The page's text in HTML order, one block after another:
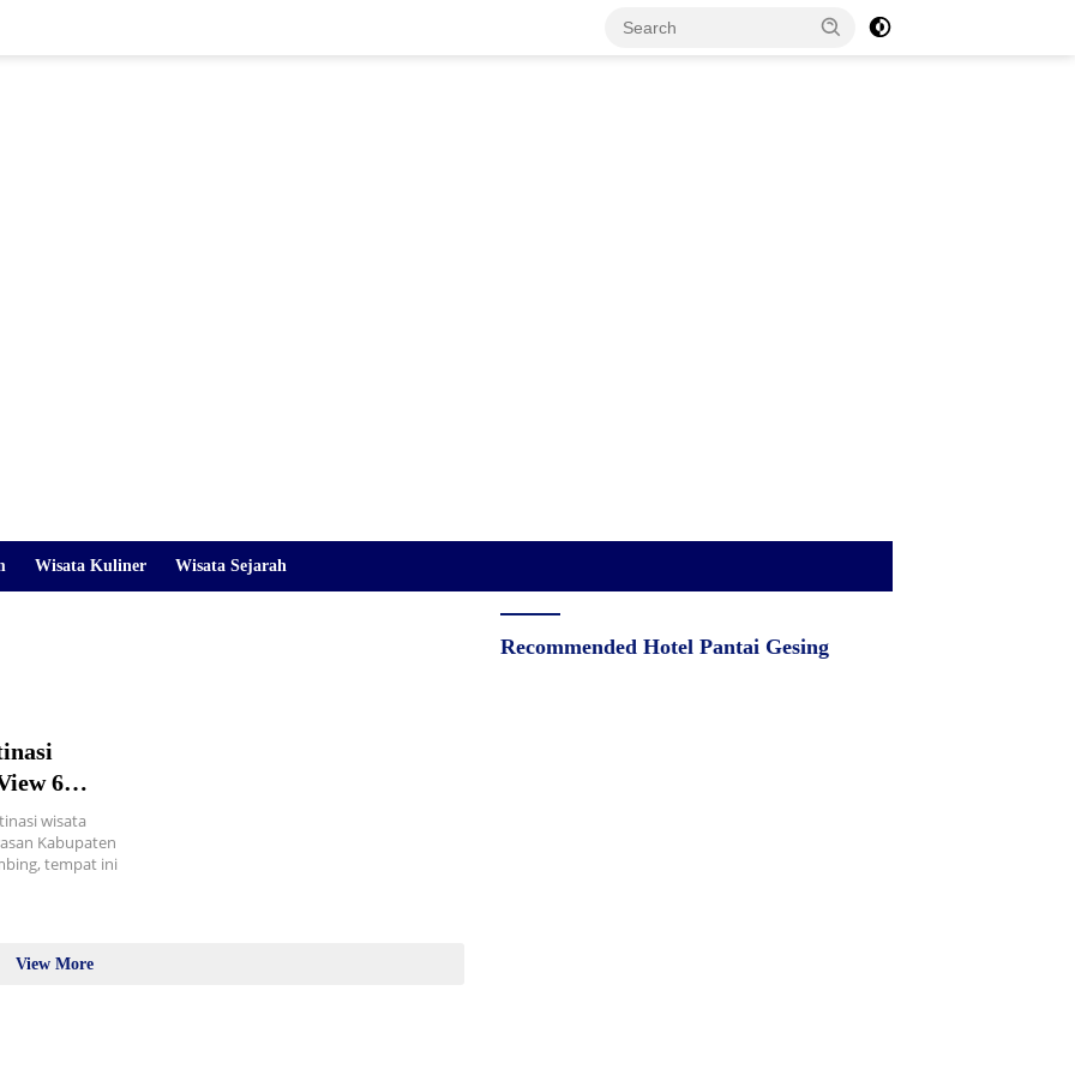
Wisata Kuliner Wisata Sejarah
6
wisata
Kabupaten
tempat ini
View More
Recommended Hotel Pantai Gesing